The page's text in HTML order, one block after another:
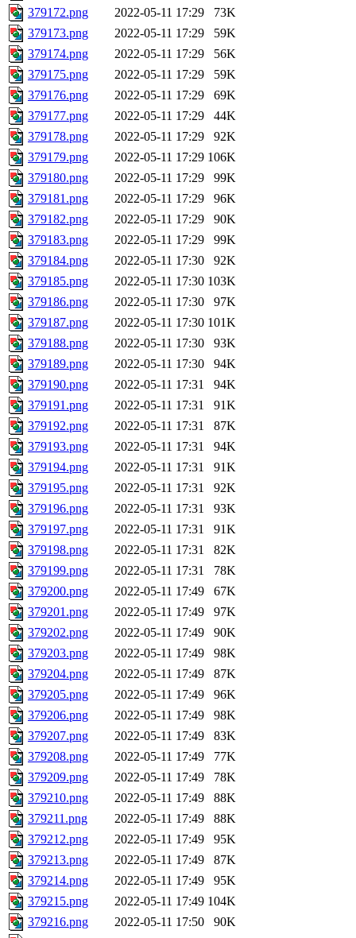
379172.png
2022-05-11 17:29
73K
379173.png
2022-05-11 17:29
59K
379174.png
2022-05-11 17:29
56K
379175.png
2022-05-11 17:29
59K
379176.png
2022-05-11 17:29
69K
379177.png
2022-05-11 17:29
44K
379178.png
2022-05-11 17:29
92K
379179.png
2022-05-11 17:29 106K
379180.png
2022-05-11 17:29
99K
379181.png
2022-05-11 17:29
96K
379182.png
2022-05-11 17:29
90K
379183.png
2022-05-11 17:29
99K
379184.png
2022-05-11 17:30
92K
379185.png
2022-05-11 17:30 103K
379186.png
2022-05-11 17:30
97K
379187.png
2022-05-11 17:30 101K
379188.png
2022-05-11 17:30
93K
379189.png
2022-05-11 17:30
94K
379190.png
2022-05-11 17:31
94K
379191.png
2022-05-11 17:31
91K
379192.png
2022-05-11 17:31
87K
379193.png
2022-05-11 17:31
94K
379194.png
2022-05-11 17:31
91K
379195.png
2022-05-11 17:31
92K
379196.png
2022-05-11 17:31
93K
379197.png
2022-05-11 17:31
91K
379198.png
2022-05-11 17:31
82K
379199.png
2022-05-11 17:31
78K
379200.png
2022-05-11 17:49
67K
379201.png
2022-05-11 17:49
97K
379202.png
2022-05-11 17:49
90K
379203.png
2022-05-11 17:49
98K
379204.png
2022-05-11 17:49
87K
379205.png
2022-05-11 17:49
96K
379206.png
2022-05-11 17:49
98K
379207.png
2022-05-11 17:49
83K
379208.png
2022-05-11 17:49
77K
379209.png
2022-05-11 17:49
78K
379210.png
2022-05-11 17:49
88K
379211.png
2022-05-11 17:49
88K
379212.png
2022-05-11 17:49
95K
379213.png
2022-05-11 17:49
87K
379214.png
2022-05-11 17:49
95K
379215.png
2022-05-11 17:49 104K
379216.png
2022-05-11 17:50
90K